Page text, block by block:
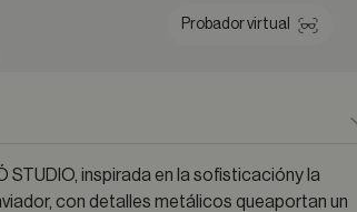
Probador virtual
STUDIO, inspirada en la sofisticacióny la
con detalles metálicos queaportan un